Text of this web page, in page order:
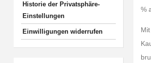
Historie der Privatsphäre-
Einstellungen
Einwilligungen widerrufen
%